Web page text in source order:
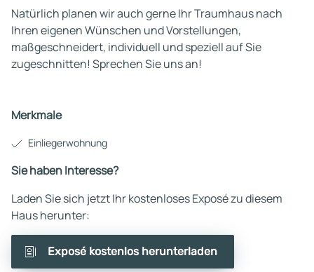
Natürlich planen wir auch gerne Ihr Traumhaus nach
Ihren eigenen Wünschen und Vorstellungen,
maßgeschneidert, individuell und speziell auf Sie
zugeschnitten! Sprechen Sie uns an!
Merkmale
Einliegerwohnung
Sie haben Interesse?
Laden Sie sich jetzt Ihr kostenloses Exposé zu diesem
Haus herunter:
Exposé kostenlos herunterladen